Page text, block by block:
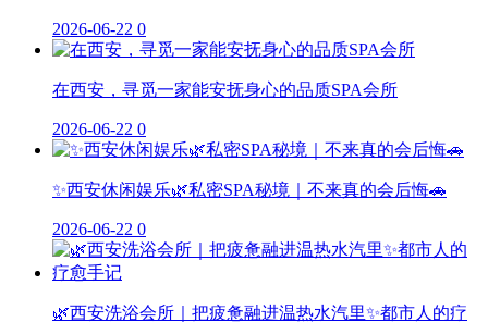
2026-06-22 0
在西安，寻觅一家能安抚身心的品质SPA会所
2026-06-22 0
✨西安休闲娱乐🌿私密SPA秘境｜不来真的会后悔🚗
2026-06-22 0
🌿西安洗浴会所｜把疲惫融进温热水汽里✨都市人的疗